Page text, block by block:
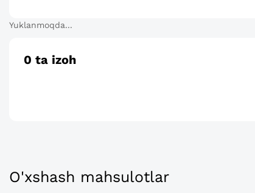
Yuklanmoqda...
0 ta izoh
O'xshash mahsulotlar